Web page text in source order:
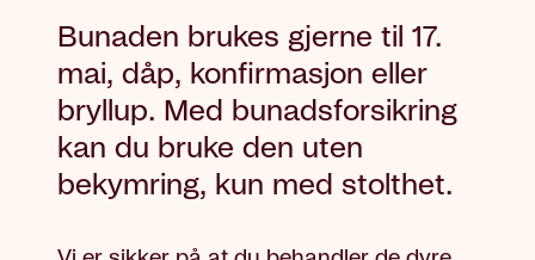
Bunaden brukes gjerne til 17.
mai, dåp, konfirmasjon eller
bryllup. Med bunadsforsikring
kan du bruke den uten
bekymring, kun med stolthet.